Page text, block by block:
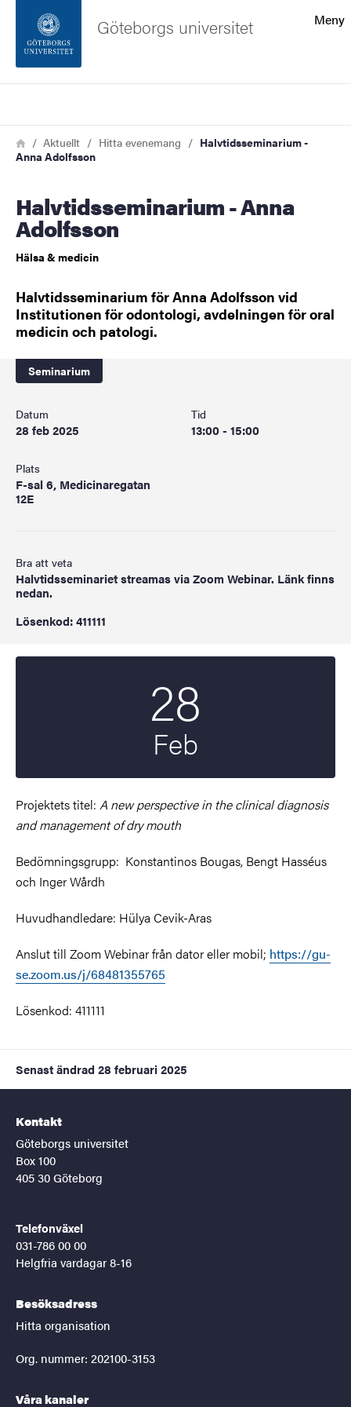
Sidfoten
Om webbplatsen
Meny
Göteborgs universitet
Länkstig
HemAktuellt Hitta evenemang
Halvtidsseminarium - ​
Anna Adolfsson
Halvtidsseminarium - ​Anna
Adolfsson
Hälsa & medicin
Halvtidsseminarium för​ Anna Adolfsson vid
Institutionen för odontologi, avdelningen för oral
medicin och patologi.
Seminarium
Datum
28 feb 2025
Tid
13:00 - 15:00
Plats
F-sal 6, Medicinaregatan
12E
Bra att veta
Halvtidsseminariet streamas via Zoom Webinar. Länk finns
nedan.
Lösenkod: 411111
28
Feb
Projektets titel: A new perspective in the clinical diagnosis
and management of dry mouth
Bedömningsgrupp: Konstantinos Bougas, Bengt Hasséus
och Inger Wårdh
Huvudhandledare: Hülya Cevik-Aras
Anslut till Zoom Webinar från dator eller mobil; https://gu-
se.zoom.us/j/68481355765
Lösenkod: 411111
Senast ändrad 28 februari 2025
Kontakt
Göteborgs universitet
Box 100
405 30 Göteborg
Telefonväxel
031-786 00 00
Helgfria vardagar 8-16
Besöksadress
Hitta organisation
Org. nummer: 202100-3153
Våra kanaler